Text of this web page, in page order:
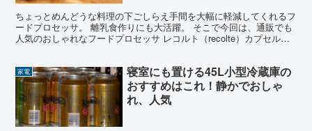
ちょっとめんどうな料理の下ごしらえ手間を大幅に軽減してくれるフ
ードプロセッサ。 離乳食作りにも大活躍。 そこで今回は、通販でも
人気のおしゃれなフードプロセッサ レコルト（recolte）カプセルカ
家電
寝室にも置ける45L小型冷蔵庫の
おすすめはこれ！静かでおしゃ
れ、人気